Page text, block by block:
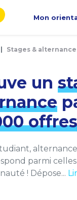
Mon
Stages & alternance
un
offres
parmi
! Dépose...
cookies